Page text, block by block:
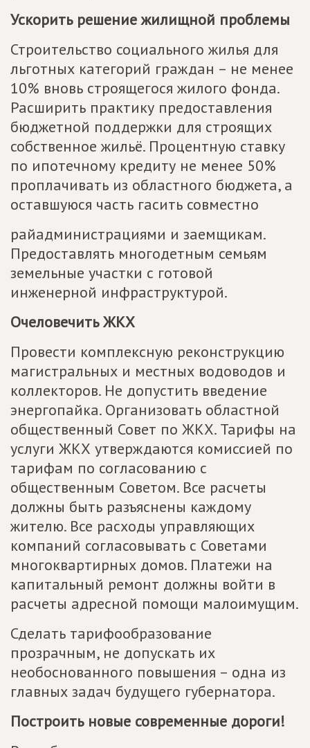
Ускорить решение жилищной проблемы
Строительство социального жилья для
льготных категорий граждан – не менее
10% вновь строящегося жилого фонда.
Расширить практику предоставления
бюджетной поддержки для строящих
собственное жильё. Процентную ставку
по ипотечному кредиту не менее 50%
проплачивать из областного бюджета, а
оставшуюся часть гасить совместно
райадминистрациями и заемщикам.
Предоставлять многодетным семьям
земельные участки с готовой
инженерной инфраструктурой.
Очеловечить ЖКХ
Провести комплексную реконструкцию
магистральных и местных водоводов и
коллекторов. Не допустить введение
энергопайка. Организовать областной
общественный Совет по ЖКХ. Тарифы на
услуги ЖКХ утверждаются комиссией по
тарифам по согласованию с
общественным Советом. Все расчеты
должны быть разъяснены каждому
жителю. Все расходы управляющих
компаний согласовывать с Советами
многоквартирных домов. Платежи на
капитальный ремонт должны войти в
расчеты адресной помощи малоимущим.
Сделать тарифообразование
прозрачным, не допускать их
необоснованного повышения – одна из
главных задач будущего губернатора.
Построить новые современные дороги!